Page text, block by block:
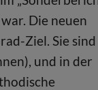
Die neuen
Ziel. Sie sind
und in der